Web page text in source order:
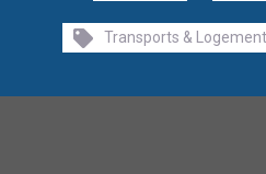
Transports & Logement